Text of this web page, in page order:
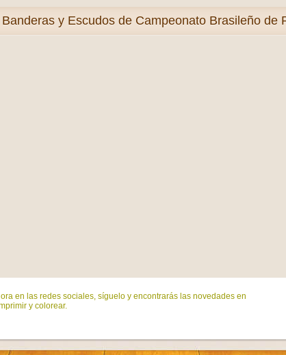
Banderas y Escudos de Campeonato Brasileño de
en las redes sociales, síguelo y encontrarás las novedades en
y colorear.